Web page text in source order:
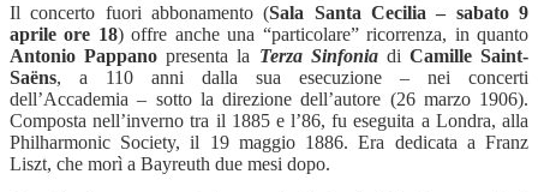
Il concerto fuori abbonamento (Sala Santa Cecilia – sabato 9
aprile ore 18) offre anche una “particolare” ricorrenza, in quanto
Antonio Pappano presenta la Terza Sinfoniadi Camille Saint-
Saëns, a 110 anni dalla sua esecuzione – nei concerti
dell’Accademia – sotto la direzione dell’autore (26 marzo 1906).
Composta nell’inverno tra il 1885 e l’86, fu eseguita a Londra, alla
Philharmonic Society, il 19 maggio 1886. Era dedicata a Franz
Liszt, che morì a Bayreuth due mesi dopo.